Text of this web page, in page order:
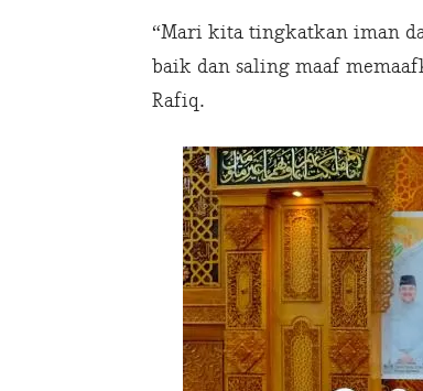
“Mari kita tingkatkan iman
baik dan saling maaf
Rafiq.